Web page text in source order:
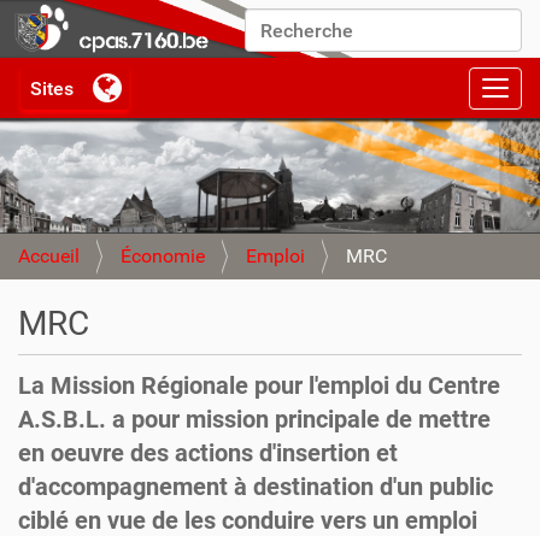
Chercher par
Recherche avancée…
Accueil Économie Emploi MRC
MRC
La Mission Régionale pour l'emploi du Centre
A.S.B.L. a pour mission principale de mettre
en oeuvre des actions d'insertion et
d'accompagnement à destination d'un public
ciblé en vue de les conduire vers un emploi